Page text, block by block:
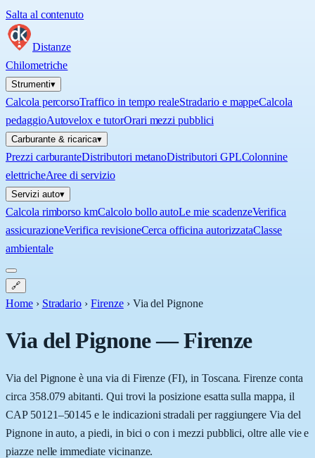
Salta al contenuto
Distanze
Chilometriche
Strumenti▾
Calcola percorsoTraffico in tempo realeStradario e mappeCalcola
pedaggioAutovelox e tutorOrari mezzi pubblici
Carburante & ricarica▾
Prezzi carburanteDistributori metanoDistributori GPLColonnine
elettricheAree di servizio
Servizi auto▾
Calcola rimborso kmCalcolo bollo autoLe mie scadenzeVerifica
assicurazioneVerifica revisioneCerca officina autorizzataClasse
ambientale
🔗
Home › Stradario › Firenze › Via del Pignone
Via del Pignone—Firenze
Via del Pignone è una via di Firenze (FI), in Toscana. Firenze conta
circa 358.079 abitanti. Qui trovi la posizione esatta sulla mappa, il
CAP 50121–50145 e le indicazioni stradali per raggiungere Via del
Pignone in auto, a piedi, in bici o con i mezzi pubblici, oltre alle vie e
piazze nelle immediate vicinanze.